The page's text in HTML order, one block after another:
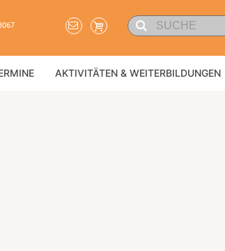
AKTIVITÄTEN & WEITERBILDUNGEN